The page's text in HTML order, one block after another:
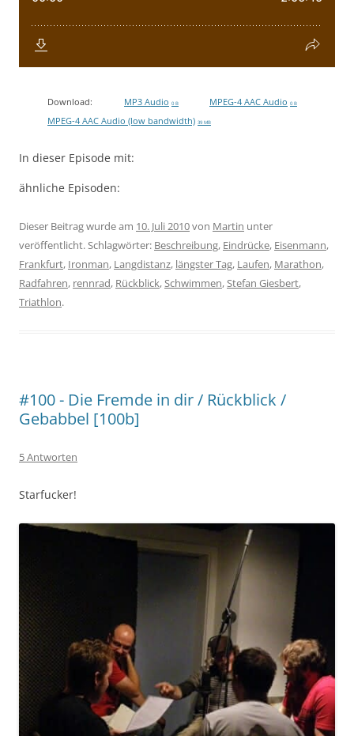
Download: MP3 Audio 0 B MPEG-4 AAC Audio 0 B
MPEG-4 AAC Audio (low bandwidth) 39 MB
In dieser Episode mit:
ähnliche Episoden:
Dieser Beitrag wurde am 10. Juli 2010von Martin unter
veröffentlicht. Schlagwörter: Beschreibung, Eindrücke, Eisenmann,
Frankfurt, Ironman, Langdistanz, längster Tag, Laufen, Marathon,
Radfahren, rennrad, Rückblick,Schwimmen,Stefan Giesbert,
Triathlon.
#100 - Die Fremde in dir / Rückblick /
Gebabbel [100b]
5 Antworten
Starfucker!